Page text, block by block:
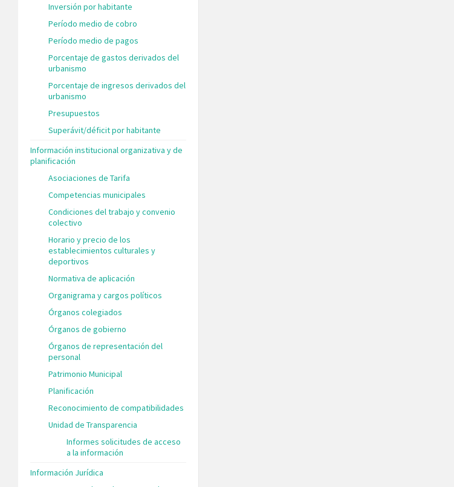
Inversión por habitante
Período medio de cobro
Período medio de pagos
Porcentaje de gastos derivados del
urbanismo
Porcentaje de ingresos derivados del
urbanismo
Presupuestos
Superávit/déficit por habitante
Información institucional organizativa y de
planificación
Asociaciones de Tarifa
Competencias municipales
Condiciones del trabajo y convenio
colectivo
Horario y precio de los
establecimientos culturales y
deportivos
Normativa de aplicación
Organigrama y cargos políticos
Órganos colegiados
Órganos de gobierno
Órganos de representación del
personal
Patrimonio Municipal
Planificación
Reconocimiento de compatibilidades
Unidad de Transparencia
Informes solicitudes de acceso
a la información
Información Jurídica